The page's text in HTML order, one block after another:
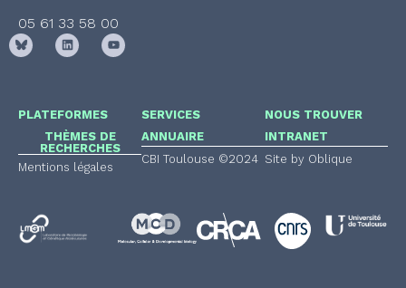
05 61 33 58 00
PLATEFORMES
THÈMES DE
RECHERCHES
Mentions légales
SERVICES
ANNUAIRE
CBI Toulouse ©2024
NOUS TROUVER
INTRANET
Site by Oblique